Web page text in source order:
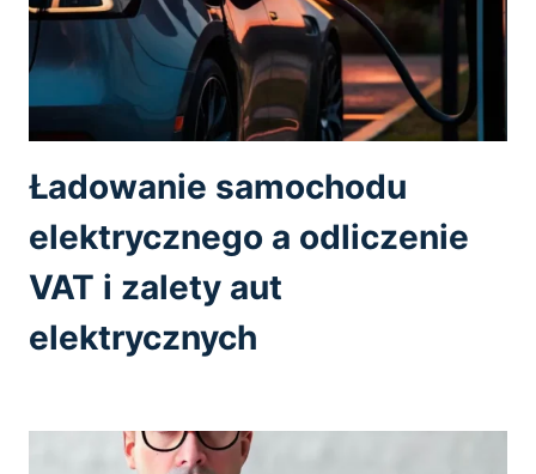
Ładowanie samochodu
elektrycznego a odliczenie
VAT i zalety aut
elektrycznych